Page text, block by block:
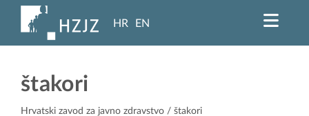
HR EN
štakori
Hrvatski zavod za javno zdravstvo / štakori